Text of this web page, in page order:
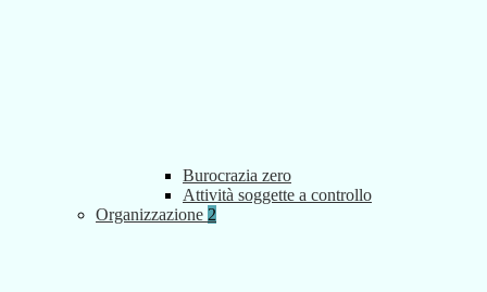
Burocrazia zero
Attività soggette a controllo
Organizzazione 2